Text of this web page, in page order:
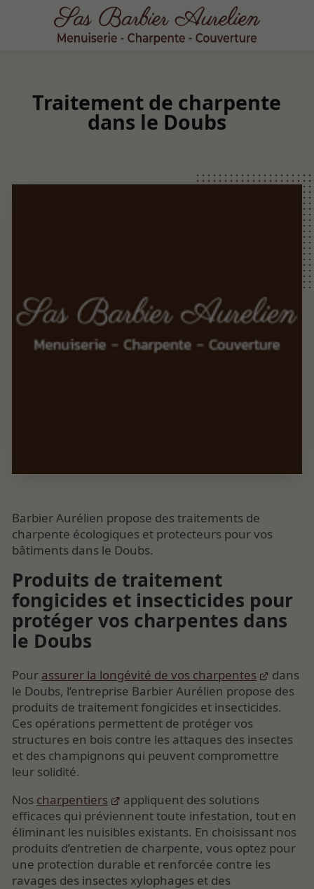
Traitement de charpente
dans le Doubs
Barbier Aurélien propose des traitements de
charpente écologiques et protecteurs pour vos
bâtiments dans le Doubs.
Produits de traitement
fongicides et insecticides pour
protéger vos charpentes dans
le Doubs
Pour assurer la longévité de vos charpentes
dans
le Doubs, l’entreprise Barbier Aurélien propose des
produits de traitement fongicides et insecticides.
Ces opérations permettent de protéger vos
structures en bois contre les attaques des insectes
et des champignons qui peuvent compromettre
leur solidité.
Nos charpentiers
appliquent des solutions
efficaces qui préviennent toute infestation, tout en
éliminant les nuisibles existants. En choisissant nos
produits d’entretien de charpente, vous optez pour
une protection durable et renforcée contre les
ravages des insectes xylophages et des